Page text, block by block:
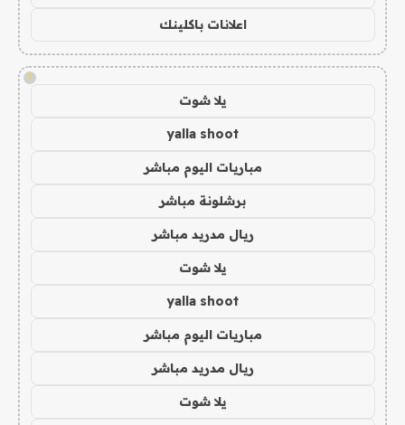
اعلانات باكلينك
!
يلا شوت
yalla shoot
مباريات اليوم مباشر
برشلونة مباشر
ريال مدريد مباشر
يلا شوت
yalla shoot
مباريات اليوم مباشر
ريال مدريد مباشر
يلا شوت